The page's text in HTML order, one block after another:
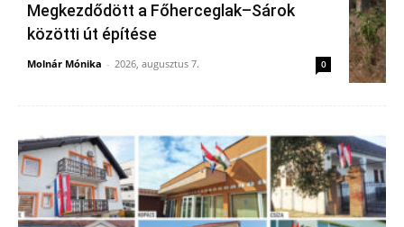
Megkezdődött a Főherceglak–Sárok
közötti út építése
Molnár Mónika - 2026, augusztus 7. 0